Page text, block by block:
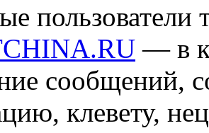
пользователи
— в
сообщений,
клевету,